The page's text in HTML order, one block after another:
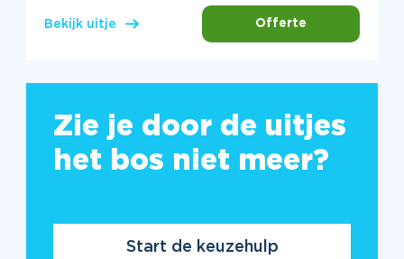
Bekijk uitje Offerte
Zie je door de uitjes
het bos niet meer?
Start de keuzehulp